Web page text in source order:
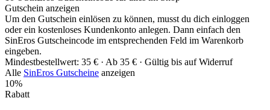
Gutschein anzeigen
Um den Gutschein einlösen zu können, musst du dich einloggen
oder ein kostenloses Kundenkonto anlegen. Dann einfach den
SinEros Gutscheincode im entsprechenden Feld im Warenkorb
eingeben.
Mindestbestellwert: 35 € · Ab 35 € · Gültig bis auf Widerruf
Alle SinEros Gutscheine anzeigen
10%
Rabatt